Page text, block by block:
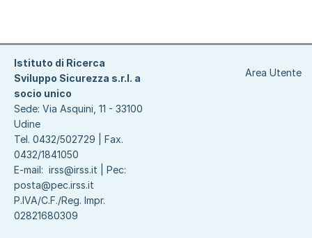
Area Utente
Istituto di Ricerca
Sviluppo Sicurezza s.r.l. a
socio unico
Sede: Via Asquini, 11 - 33100
Udine
Tel. 0432/502729 | Fax.
0432/1841050
E-mail: irss@irss.it | Pec:
posta@pec.irss.it
P.IVA/C.F./Reg. Impr.
02821680309